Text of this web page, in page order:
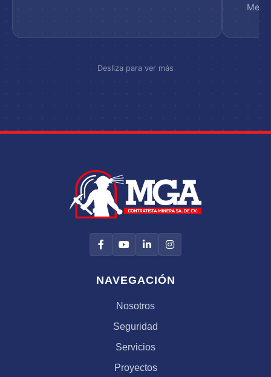
Desliza para ver más
NAVEGACIÓN
Nosotros
Seguridad
Servicios
Proyectos